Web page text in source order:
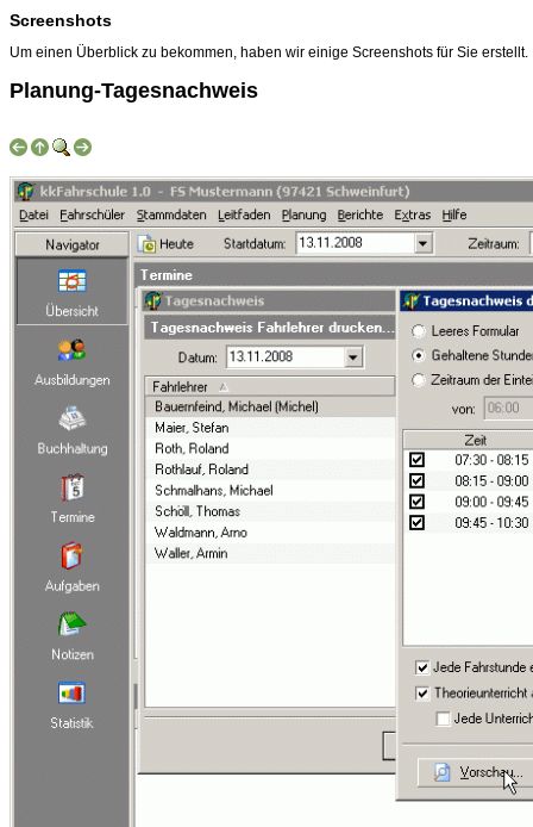
Screenshots
Um einen Überblick zu bekommen, haben wir einige Screenshots für Sie erstellt.
Planung-Tagesnachweis